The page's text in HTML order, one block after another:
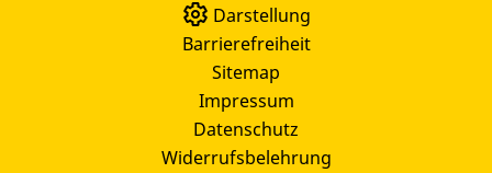
Darstellung
Barrierefreiheit
Sitemap
Impressum
Datenschutz
Widerrufsbelehrung